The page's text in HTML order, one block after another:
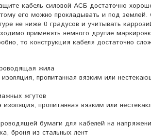
кабель силовой АСБ достаточно
его можно прокладывать и под землей.
не ниже 0 градусов и учитывать
применять немного другие
то конструкция кабеля достаточно
жила
пропитанная вязким или
жгутов
изоляция, пропитанная вязким или
бумаги для кабелей на
броня из стальных лент